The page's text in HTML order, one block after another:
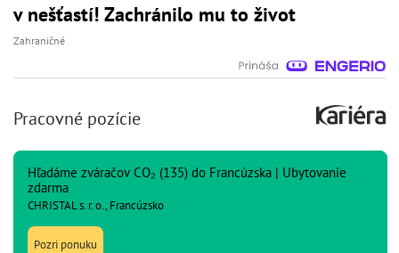
v nešťastí! Zachránilo mu to život
Zahraničné
Pracovné pozície
Hľadáme zváračov CO₂ (135) do Francúzska | Ubytovanie
zdarma
CHRISTAL s. r. o., Francúzsko
Pozri ponuku